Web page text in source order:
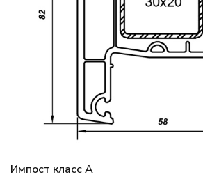
Импост класс А